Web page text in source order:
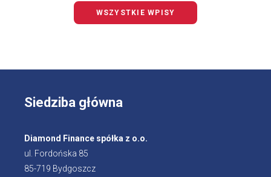
WSZYSTKIE WPISY
Siedziba główna
Diamond Finance spółka z o.o.
ul. Fordońska 85
85-719 Bydgoszcz